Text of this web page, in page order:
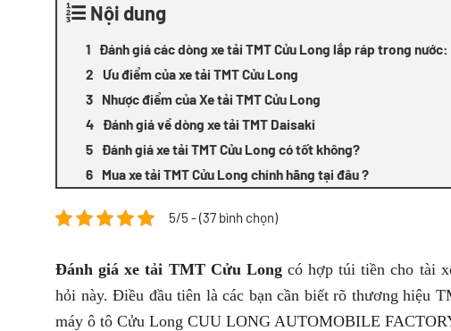
Nội dung
Đánh giá các dòng xe tải TMT Cửu Long lắp ráp trong nước:
Ưu điểm của xe tải TMT Cửu Long
Nhược điểm của Xe tải TMT Cửu Long
Đánh giá về dòng xe tải TMT Daisaki
Đánh giá xe tải TMT Cửu Long có tốt không?
Mua xe tải TMT Cửu Long chính hãng tại đâu ?
5/5 - (37 bình chọn)
Đánh giá xe tải TMT Cửu Longcó hợp túi tiền cho tài
hỏi này. Điều đầu tiên là các bạn cần biết rõ thương hiệu
máy ô tô Cửu Long CUU LONG AUTOMOBILE